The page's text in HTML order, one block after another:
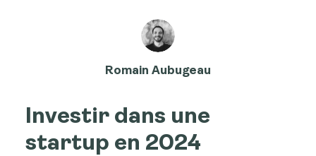
Romain Aubugeau
Investir dans une
startup en 2024